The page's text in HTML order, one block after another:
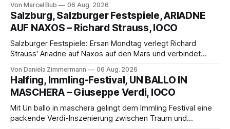
eine bildgewaltige Inszenierung, Maxime Pascal entfaltet
die komplexe Partitur eindrucksvoll, Philippe Sly berührt als
Franziskus.
Von Marcel Bub 06 Aug. 2026
Salzburg, Salzburger Festspiele, ARIADNE
AUF NAXOS – Richard Strauss, IOCO
Salzburger Festspiele: Ersan Mondtag verlegt Richard
Strauss' Ariadne auf Naxos auf den Mars und verbindet
Aufführung mit starken Solisten und den Wiener
Philharmonikern, szenisch bleibt der zweite Akt jedoch
hinter den Erwartungen zurück.
Von Daniela Zimmermann 06 Aug. 2026
Halfing, Immling-Festival, UN BALLO IN
MASCHERA – Giuseppe Verdi, IOCO
Mit Un ballo in maschera gelingt dem Immling Festival eine
packende Verdi-Inszenierung zwischen Traum und